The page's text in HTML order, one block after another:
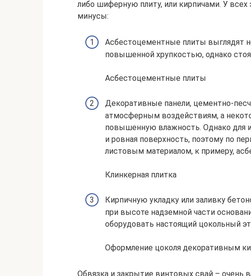
либо шиферную плиту, или кирпичами. У
минусы:
Асбестоцементные плиты выглядят
повышенной хрупкостью, однако
Асбестоцементные плиты
Декоративные панели, цементно-
атмосферным воздействиям, а
повышенную влажность. Однако для
и ровная поверхность, поэтому по
листовым материалом, к примеру,
Клинкерная плитка
Кирпичную укладку или заливку
при высоте надземной части
оборудовать настоящий цокольный
Оформление цоколя декоративным
Обвязка и закрытие винтовых свай – очень